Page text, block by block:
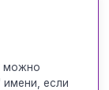
можно
если